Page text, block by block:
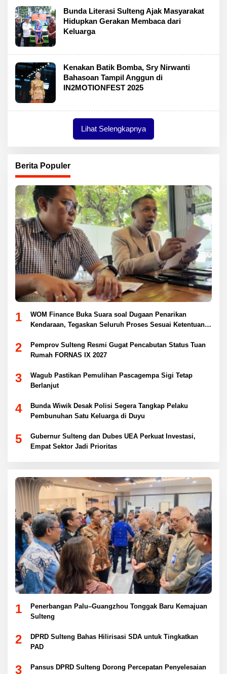
Bunda Literasi Sulteng Ajak Masyarakat
Hidupkan Gerakan Membaca dari
Keluarga
Kenakan Batik Bomba, Sry Nirwanti
Bahasoan Tampil Anggun di
IN2MOTIONFEST 2025
Lihat Selengkapnya
Berita Populer
1
WOM Finance Buka Suara soal Dugaan Penarikan
Kendaraan, Tegaskan Seluruh Proses Sesuai Ketentuan
2
Pemprov Sulteng Resmi Gugat Pencabutan Status Tuan
Rumah FORNAS IX 2027
3
Wagub Pastikan Pemulihan Pascagempa Sigi Tetap
Berlanjut
4
Bunda Wiwik Desak Polisi Segera Tangkap Pelaku
Pembunuhan Satu Keluarga di Duyu
5
Gubernur Sulteng dan Dubes UEA Perkuat Investasi,
Empat Sektor Jadi Prioritas
1
Penerbangan Palu–Guangzhou Tonggak Baru Kemajuan
Sulteng
2
DPRD Sulteng Bahas Hilirisasi SDA untuk Tingkatkan
PAD
3
Pansus DPRD Sulteng Dorong Percepatan Penyelesaian